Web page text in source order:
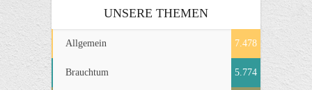
UNSERE THEMEN
Allgemein 7.478
Brauchtum 5.774